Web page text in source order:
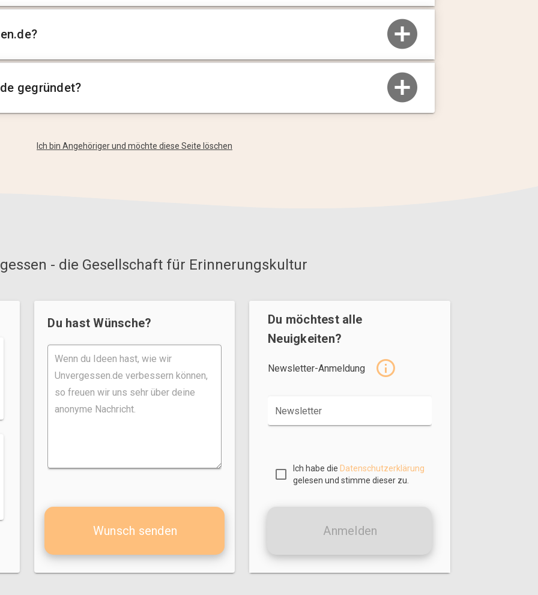
gegründet?
Ich bin Angehöriger und möchte diese Seite löschen
- die Gesellschaft für Erinnerungskultur
Du hast Wünsche?
Wunsch senden
Du möchtest alle
Neuigkeiten?
Newsletter-Anmeldung
Newsletter
Ich habe die Datenschutzerklärung
gelesen und stimme dieser zu.
Anmelden